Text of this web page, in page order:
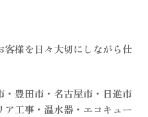
客様を日々大切にしながら仕
豊田市・名古屋市・日進市
工事・温水器・エコキュー